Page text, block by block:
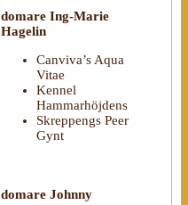
domare Ing-Marie
Hagelin
Canviva’s Aqua
Vitae
Kennel
Hammarhöjdens
Skreppengs Peer
Gynt
domare Johnny